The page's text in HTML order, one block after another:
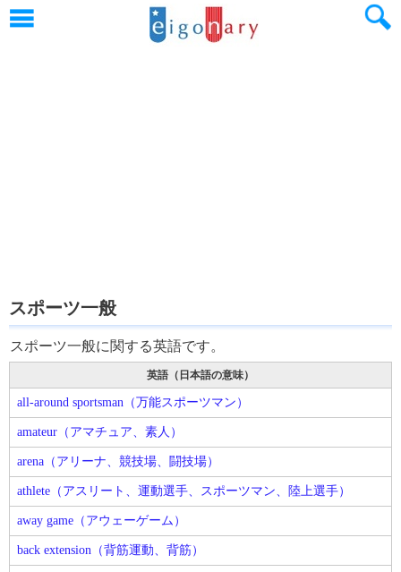
スポーツ一般
スポーツ一般に関する英語です。
英語（日本語の意味）
all-around sportsman（万能スポーツマン）
amateur（アマチュア、素人）
arena（アリーナ、競技場、闘技場）
athlete（アスリート、運動選手、スポーツマン、陸上選手）
away game（アウェーゲーム）
back extension（背筋運動、背筋）